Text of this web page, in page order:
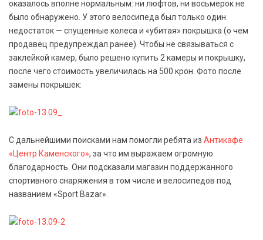
оказалось вполне нормальным: ни люфтов, ни восьмерок не
было обнаружено. У этого велосипеда был только один
недостаток — спущенные колеса и «убитая» покрышка (о чем
продавец предупреждал ранее). Чтобы не связываться с
заклейкой камер, было решено купить 2 камеры и покрышку,
после чего стоимость увеличилась на 500 крон. Фото после
замены покрышек:
С дальнейшими поисками нам помогли ребята из Антикафе
«Центр Каменского», за что им выражаем огромную
благодарность. Они подсказали магазин поддержанного
спортивного снаряжения в том числе и велосипедов под
названием «Sport Bazar».